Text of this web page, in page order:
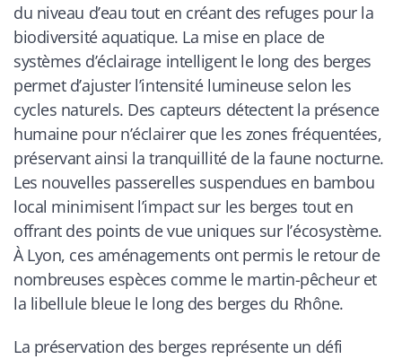
du niveau d’eau tout en créant des refuges pour la
biodiversité aquatique. La mise en place de
systèmes d’éclairage intelligent le long des berges
permet d’ajuster l’intensité lumineuse selon les
cycles naturels. Des capteurs détectent la présence
humaine pour n’éclairer que les zones fréquentées,
préservant ainsi la tranquillité de la faune nocturne.
Les nouvelles passerelles suspendues en bambou
local minimisent l’impact sur les berges tout en
offrant des points de vue uniques sur l’écosystème.
À Lyon, ces aménagements ont permis le retour de
nombreuses espèces comme le martin-pêcheur et
la libellule bleue le long des berges du Rhône.
La préservation des berges représente un défi